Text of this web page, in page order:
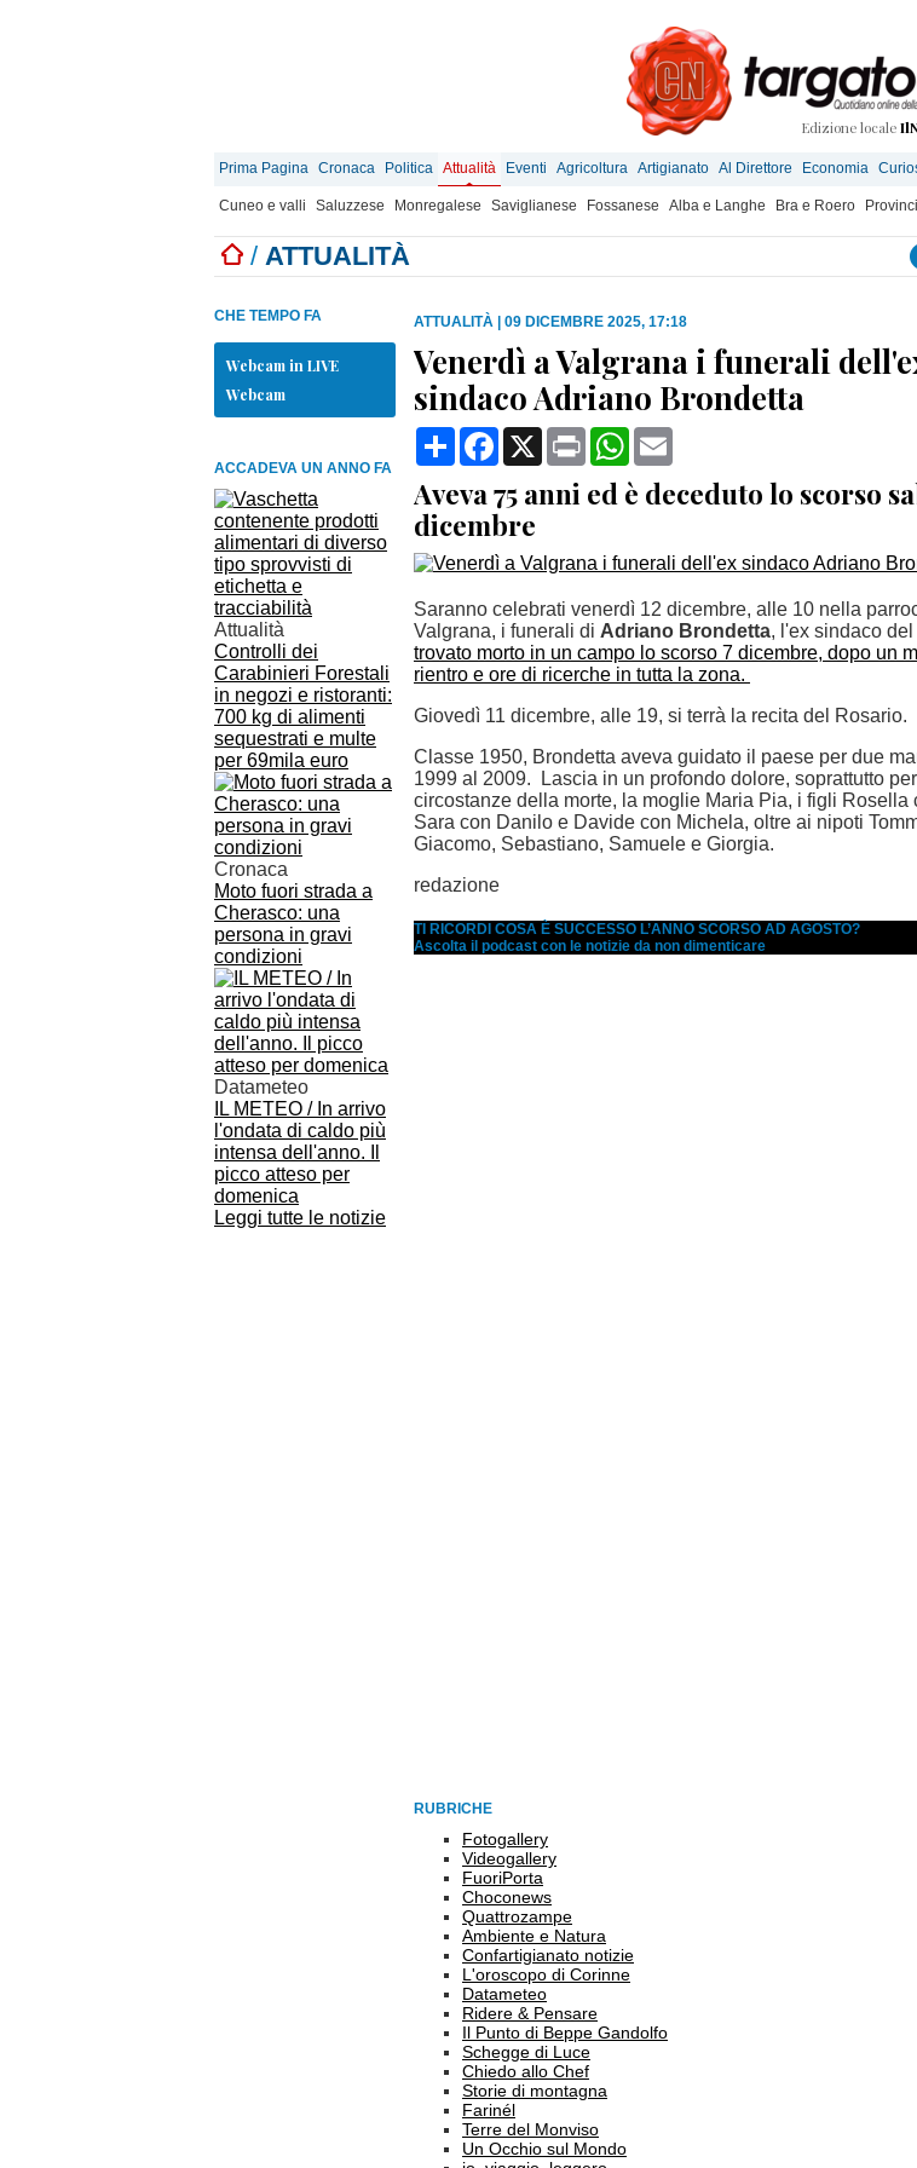
Edizione locale
Prima Pagina Cronaca Politica Attualità Eventi Agricoltura Artigianato Al Direttore Economia
Cuneo e valli Saluzzese Monregalese Saviglianese Fossanese Alba e Langhe Bra e Roero
/ ATTUALITÀ
CHE TEMPO FA
Webcam in LIVE
Webcam
ACCADEVA UN ANNO FA
Attualità
Controlli dei
Carabinieri Forestali
in negozi e ristoranti:
700 kg di alimenti
sequestrati e multe
per 69mila euro
Cronaca
Moto fuori strada a
Cherasco: una
persona in gravi
condizioni
Datameteo
IL METEO / In arrivo
l'ondata di caldo più
intensa dell'anno. Il
picco atteso per
domenica
Leggi tutte le notizie
ATTUALITÀ 09 DICEMBRE 2025, 17:18
Venerdì a Valgrana i funerali
sindaco Adriano Brondetta
CondividiFacebook
X Print WhatsApp
Aveva 75 anni ed è deceduto lo scorso
dicembre
Saranno celebrati venerdì 12 dicembre, alle 10 nella
Valgrana, i funerali di Adriano Brondetta, l'ex sindaco
trovato morto in un campo lo scorso 7 dicembre, dopo un
rientro e ore di ricerche in tutta la zona.
Giovedì 11 dicembre, alle 19, si terrà la recita del Rosario.
Classe 1950, Brondetta aveva guidato il paese per due
1999 al 2009. Lascia in un profondo dolore, soprattutto
circostanze della morte, la moglie Maria Pia, i figli Rosella
Sara con Danilo e Davide con Michela, oltre ai nipoti
Giacomo, Sebastiano, Samuele e Giorgia.
redazione
TI RICORDI COSA È SUCCESSO L’ANNO SCORSO AD AGOSTO?
Ascolta il podcast con le notizie da non dimenticare
RUBRICHE
Fotogallery
Videogallery
FuoriPorta
Choconews
Quattrozampe
Ambiente e Natura
Confartigianato notizie
L'oroscopo di Corinne
Datameteo
Ridere & Pensare
Il Punto di Beppe Gandolfo
Schegge di Luce
Chiedo allo Chef
Storie di montagna
Farinél
Terre del Monviso
Un Occhio sul Mondo